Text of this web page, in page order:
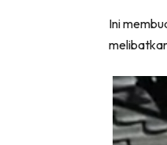
Ini